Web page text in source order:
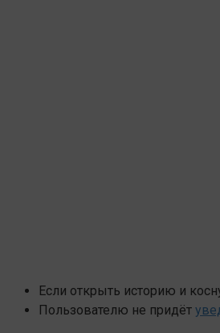
Если открыть историю и
Пользователю не придёт